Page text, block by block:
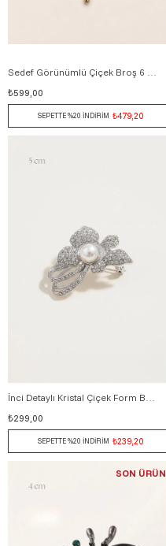
Sedef Görünümlü Çiçek Broş 6 cm BEYAZ
₺599,00
SEPETTE %20 İNDİRİM ₺479,20
₺299,00
SEPETTE %20 İNDİRİM ₺239,20
SON ÜRÜN